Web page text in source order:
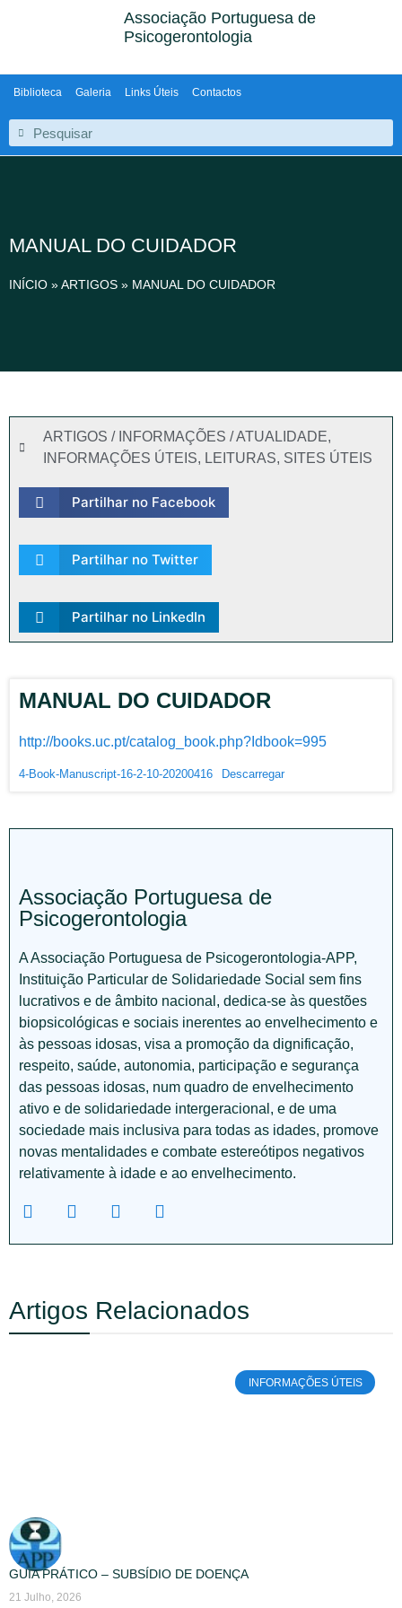
Associação Portuguesa de
Psicogerontologia
Biblioteca Galeria Links Úteis Contactos
MANUAL DO CUIDADOR
INÍCIO »ARTIGOS » MANUAL DO CUIDADOR
ARTIGOS / INFORMAÇÕES / ATUALIDADE,
INFORMAÇÕES ÚTEIS, LEITURAS, SITES ÚTEIS
Partilhar no Facebook
Partilhar no Twitter
Partilhar no LinkedIn
MANUAL DO CUIDADOR
http://books.uc.pt/catalog_book.php?Idbook=995
4-Book-Manuscript-16-2-10-20200416 Descarregar
Associação Portuguesa de
Psicogerontologia
A Associação Portuguesa de Psicogerontologia-APP,
Instituição Particular de Solidariedade Social sem fins
lucrativos e de âmbito nacional, dedica-se às questões
biopsicológicas e sociais inerentes ao envelhecimento e
às pessoas idosas, visa a promoção da dignificação,
respeito, saúde, autonomia, participação e segurança
das pessoas idosas, num quadro de envelhecimento
ativo e de solidariedade intergeracional, e de uma
sociedade mais inclusiva para todas as idades, promove
novas mentalidades e combate estereótipos negativos
relativamente à idade e ao envelhecimento.
Artigos Relacionados
INFORMAÇÕES ÚTEIS
GUIA PRÁTICO – SUBSÍDIO DE DOENÇA
21 Julho, 2026